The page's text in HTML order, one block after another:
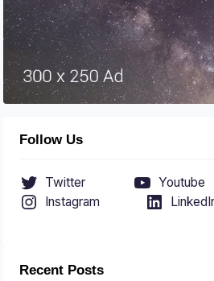
Follow Us
Twitter Youtube
Instagram
Recent Posts